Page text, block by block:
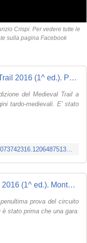
Crispi. Per vedere tutte le
sulla pagina Facebook
Medieval Trail 2016 (1^ ed.). Preamboli e partenza
del Medieval Trail a
tardo-medievali. E' stato
Medieval Trail 2016 (1^ ed.). Montagna Longa
prova del circuito
stato prima che una gara